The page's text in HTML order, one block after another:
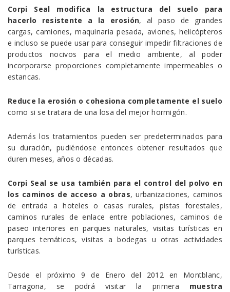
Corpi Seal modifica la estructura del suelo para
hacerlo resistente a la erosión, al paso de grandes
cargas, camiones, maquinaria pesada, aviones, helicópteros
e incluso se puede usar para conseguir impedir filtraciones de
productos nocivos para el medio ambiente, al poder
incorporarse proporciones completamente impermeables o
estancas.
Reduce la erosión o cohesiona completamente el suelo
como si se tratara de una losa del mejor hormigón.
Además los tratamientos pueden ser predeterminados para
su duración, pudiéndose entonces obtener resultados que
duren meses, años o décadas.
Corpi Seal se usa también para el control del polvo en
los caminos de acceso a obras, urbanizaciones, caminos
de entrada a hoteles o casas rurales, pistas forestales,
caminos rurales de enlace entre poblaciones, caminos de
paseo interiores en parques naturales, visitas turísticas en
parques temáticos, visitas a bodegas u otras actividades
turísticas.
Desde el próximo 9 de Enero del 2012 en Montblanc,
Tarragona, se podrá visitar la primera muestra